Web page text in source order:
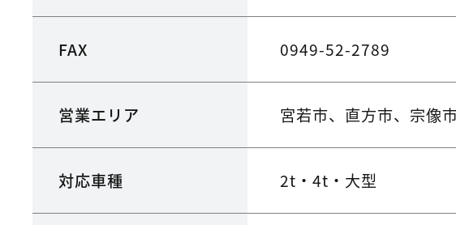
FAX 0949-52-2789
営業エリア 宮若市、直方市、宗像
対応車種 2t・4t・大型